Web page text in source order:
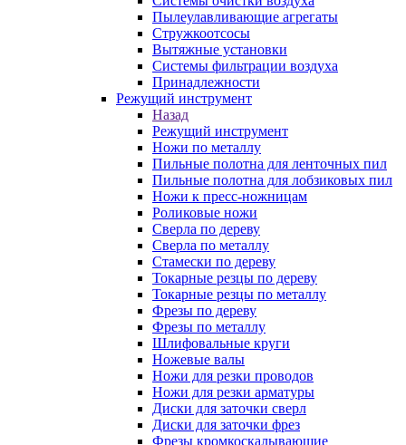
Пылеулавливающие агрегаты
Стружкоотсосы
Вытяжные установки
Системы фильтрации воздуха
Принадлежности
Режущий инструмент
Назад
Режущий инструмент
Ножи по металлу
Пильные полотна для ленточных пил
Пильные полотна для лобзиковых пил
Ножи к пресс-ножницам
Роликовые ножи
Сверла по дереву
Сверла по металлу
Стамески по дереву
Токарные резцы по дереву
Токарные резцы по металлу
Фрезы по дереву
Фрезы по металлу
Шлифовальные круги
Ножевые валы
Ножи для резки проводов
Ножи для резки арматуры
Диски для заточки сверл
Диски для заточки фрез
Фрезы кромкоскалывающие